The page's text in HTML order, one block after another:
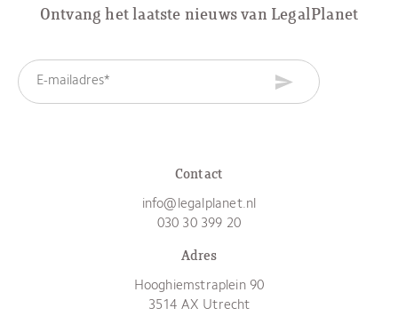
Ontvang het laatste nieuws van LegalPlanet
Contact
info@legalplanet.nl
030 30 399 20
Adres
Hooghiemstraplein 90
3514 AX Utrecht